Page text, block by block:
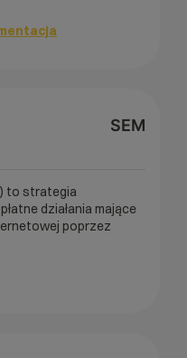
SEM
to strategia
działania mające
poprzez